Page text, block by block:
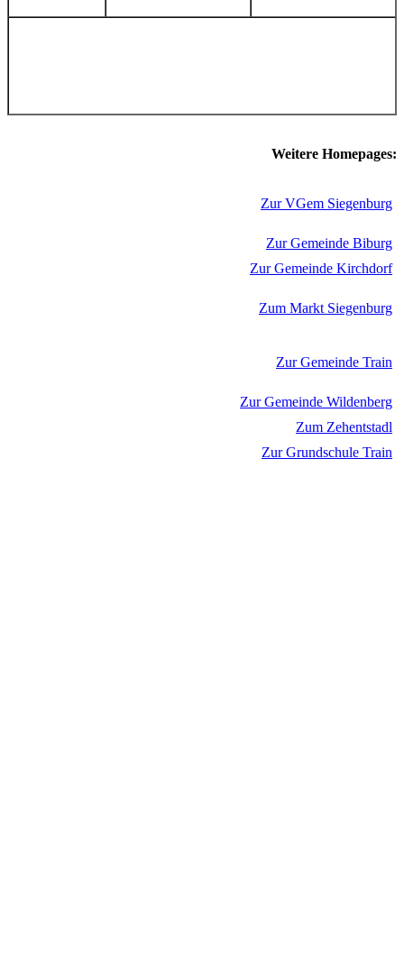
Weitere Homepages:
Zur VGem Siegenburg
Zur Gemeinde Biburg
Zur Gemeinde Kirchdorf
Zum Markt Siegenburg
Zur Gemeinde Train
Zur Gemeinde Wildenberg
Zum Zehentstadl
Zur Grundschule Train